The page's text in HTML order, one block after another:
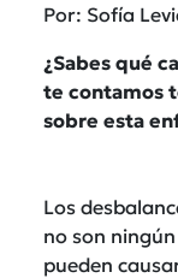
Por: Sofía
¿Sabes qué
te contamos
sobre esta
Los
no son
pueden